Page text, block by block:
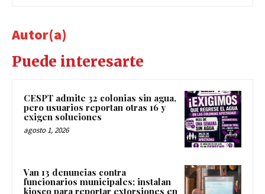
Autor(a)
Puede interesarte
CESPT admite 32 colonias sin agua,
pero usuarios reportan otras 16 y
exigen soluciones
agosto 1, 2026
Van 13 denuncias contra
funcionarios municipales; instalan
kiosco para reportar extorsiones en